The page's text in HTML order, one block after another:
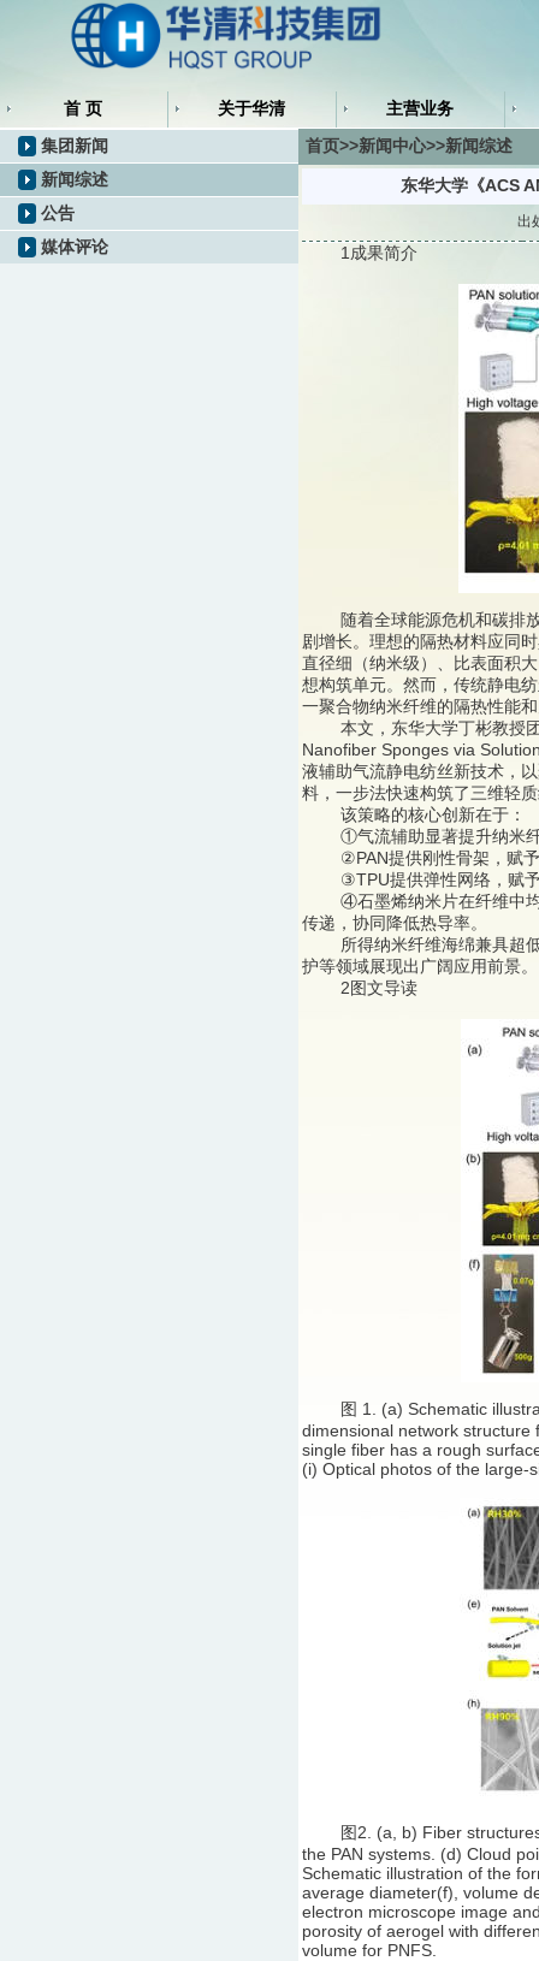
首 页 关于华清 主营业务
集团新闻
新闻综述
公告
媒体评论
首页>>新闻中心>>新闻综述
东华大学《ACS
出
1成果简介
随着全球能源危机和碳排放
剧增长。理想的隔热材料应同
直径细（纳米级）、比表面积
想构筑单元。然而，传统静电
一聚合物纳米纤维的隔热性能
本文，东华大学丁彬教授团
Nanofiber Sponges via
液辅助气流静电纺丝新技术，
料，一步法快速构筑了三维轻
该策略的核心创新在于：
①气流辅助显著提升纳米纤
②PAN提供刚性骨架，赋予
③TPU提供弹性网络，赋予
④石墨烯纳米片在纤维中均
传递，协同降低热导率。
所得纳米纤维海绵兼具超低
护等领域展现出广阔应用前景。
2图文导读
图 1. (a) Schematic
dimensional network structure
single fiber has a rough
(i) Optical photos of the large-
图2. (a, b) Fiber structures
the PAN systems. (d) Cloud
Schematic illustration of the
average diameter(f), volume
electron microscope image
porosity of aerogel with
volume for PNFS.